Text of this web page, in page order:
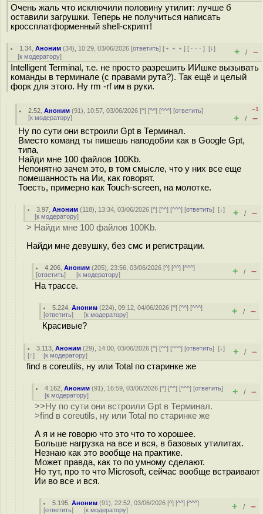
Очень жаль что исключили половину утилит: лучше б
оставили загрушки. Теперь не получиться написать
кроссплатформенный shell-скрипт!
1.34 ,Аноним (34), 10:29, 03/06/2026 [ответить] [ ﹢﹢﹢] [ · · ·][↓]
[к модератору] + / –
Intelligent Terminal, т.е. не просто разрешить ИИшке вызывать
команды в терминале (с правами рута?). Так ещё и целый
форк для этого. Ну rm -rf им в руки.
2.52 ,Аноним (91), 10:57, 03/06/2026 [^] [^^] [^^^] [ответить]
[к модератору]
–1
+ / –
Ну по сути они встроили Gpt в Терминал.
Вместо команд ты пишешь наподобии как в Google Gpt,
типа,
Найди мне 100 файлов 100Kb.
Непонятно зачем это, в том смысле, что у них все еще
помешанность на Ии, как говорят.
Тоесть, примерно как Touch-screen, на молотке.
3.97 ,Аноним (118), 13:34, 03/06/2026 [^] [^^] [^^^] [ответить][↓]
[к модератору] + / –
> Найди мне 100 файлов 100Kb.
Найди мне девушку, без смс и регистрации.
4.206 ,Аноним (205), 23:56, 03/06/2026 [^] [^^] [^^^]
[ответить] [к модератору] + / –
На трассе.
5.224 ,Аноним (224), 09:12, 04/06/2026 [^] [^^] [^^^]
[ответить] [к модератору] + / –
Красивые?
3.113 ,Аноним (29), 14:00, 03/06/2026 [^] [^^] [^^^] [ответить][↓]
[↑] [к модератору] + / –
find в coreutils, ну или Total по старинке же
4.162 ,Аноним (91), 16:59, 03/06/2026 [^] [^^] [^^^] [ответить]
[к модератору] + / –
>>Ну по сути они встроили Gpt в Терминал.
>find в coreutils, ну или Total по старинке же
А я и не говорю что это что то хорошее.
Больше нагрузка на все и вся, в базовых утилитах.
Незнаю как это вообще на практике.
Может правда, как то по умному сделают.
Но тут, про то что Microsoft, сейчас вообще встраивают
Ии во все и вся.
5.195 ,Аноним (91), 22:52, 03/06/2026 [^] [^^] [^^^]
[ответить] [к модератору] + / –